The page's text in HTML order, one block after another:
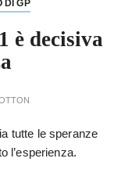
DI GP
è decisiva
tutte le speranze
l’esperienza.